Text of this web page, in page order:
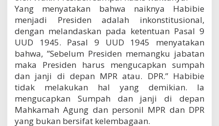
Yang menyatakan bahwa naiknya Habibie
menjadi Presiden adalah inkonstitusional,
dengan melandaskan pada ketentuan Pasal 9
UUD 1945. Pasal 9 UUD 1945 menyatakan
bahwa, ”Sebelum Presiden memangku jabatan
maka Presiden harus mengucapkan sumpah
dan janji di depan MPR atau. DPR.” Habibie
tidak melakukan hal yang demikian. Ia
mengucapkan Sumpah dan janji di depan
Mahkamah Agung dan personil MPR dan DPR
yang bukan bersifat kelembagaan.